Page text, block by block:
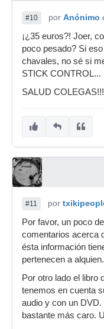
#10 por Anónimo
¡¿35 euros?! Joer,
poco pesado? Si
chavales, no sé si
STICK CONTROL...
SALUD COLEGAS!!!
#11 por
Por favor, un poco
comentarios acerca
ésta información
pertenecen a alquien.
Por otro lado el libro
tenemos en cuenta
audio y con un
bastante más caro.